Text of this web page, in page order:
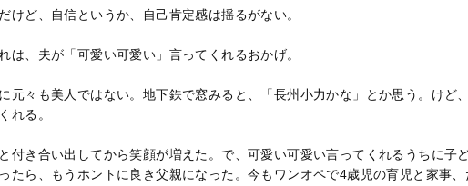
けど、自信というか、自己肯定感は揺るがない。
は、夫が「可愛い可愛い」言ってくれるおかげ。
元々も美人ではない。地下鉄で窓みると、「長州小力かな」とか思う。けど
れる。
付き合い出してから笑顔が増えた。で、可愛い可愛い言ってくれるうちに子
たら、もうホントに良き父親になった。今もワンオペで4歳児の育児と家事